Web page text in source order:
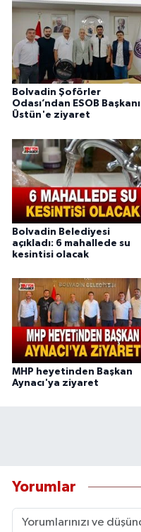
Bolvadin Şoförler
Odası’ndan ESOB Başkanı
Üstün'e ziyaret
Bolvadin Belediyesi
açıkladı: 6 mahallede su
kesintisi olacak
MHP heyetinden Başkan
Aynacı'ya ziyaret
Yorumlar